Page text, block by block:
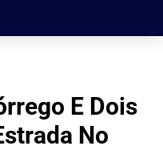
E Dois
No